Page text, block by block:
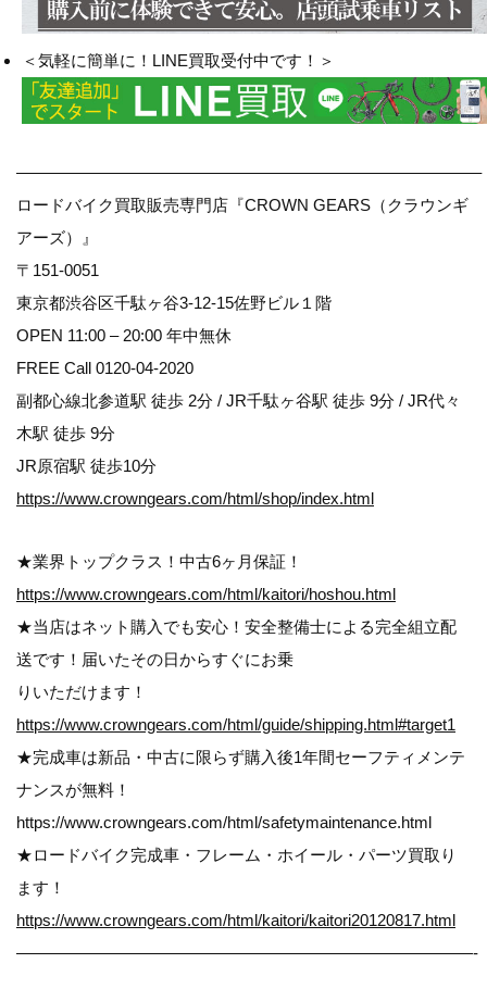
＜気軽に簡単に！LINE買取受付中です！＞
————————————————————————————–
ロードバイク買取販売専門店『CROWN GEARS（クラウンギ
アーズ）』
〒151-0051
東京都渋谷区千駄ヶ谷3-12-15佐野ビル１階
OPEN 11:00 – 20:00 年中無休
FREE Call 0120-04-2020
副都心線北参道駅 徒歩 2分 / JR千駄ヶ谷駅 徒歩 9分 / JR代々
木駅 徒歩 9分
JR原宿駅 徒歩10分
https://www.crowngears.com/html/shop/index.html
★業界トップクラス！中古6ヶ月保証！
https://www.crowngears.com/html/kaitori/hoshou.html
★当店はネット購入でも安心！安全整備士による完全組立配
送です！届いたその日からすぐにお乗
りいただけます！
https://www.crowngears.com/html/guide/shipping.html#target1
★完成車は新品・中古に限らず購入後1年間セーフティメンテ
ナンスが無料！
https://www.crowngears.com/html/safetymaintenance.html
★ロードバイク完成車・フレーム・ホイール・パーツ買取り
ます！
https://www.crowngears.com/html/kaitori/kaitori20120817.html
————————————————————————————-